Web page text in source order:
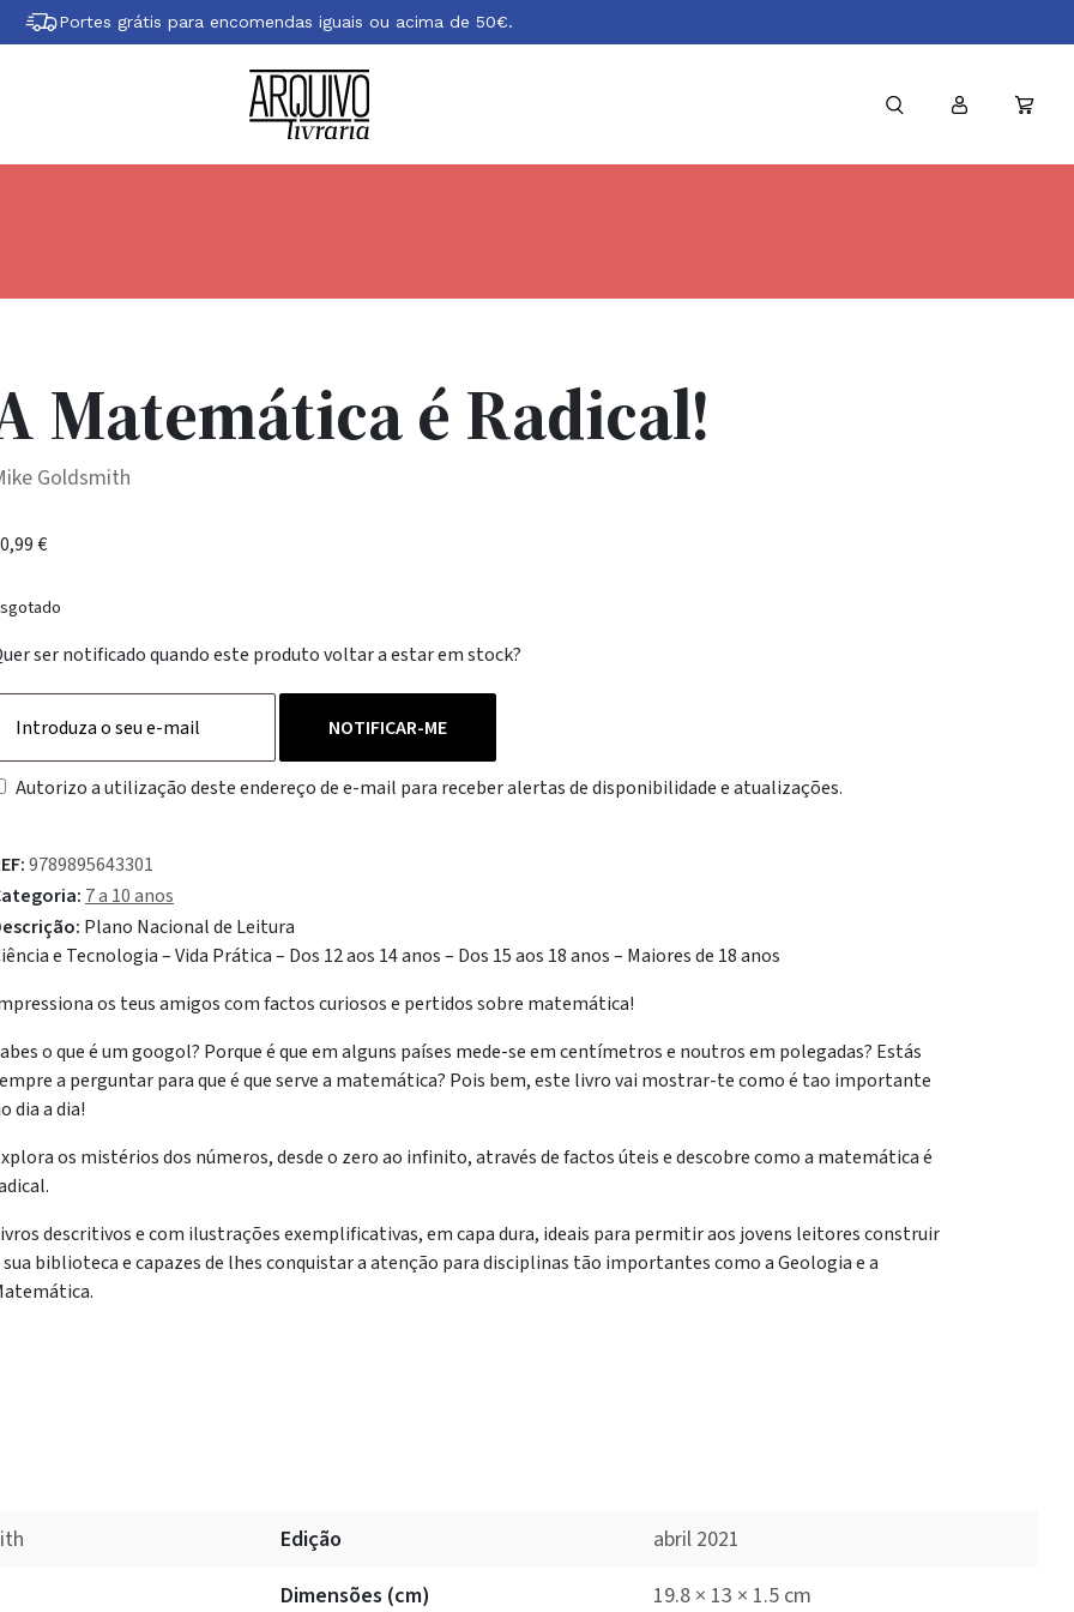
Portes grátis para encomendas iguais ou acima de 50€.
Matemática é Radical!
Goldsmith
€
ser notificado quando este produto voltar a estar em stock?
NOTIFICAR-ME
Autorizo a utilização deste endereço de e-mail para receber alertas de disponibilidade e atualizações.
9789895643301
7 a 10 anos
Plano Nacional de Leitura
e Tecnologia – Vida Prática – Dos 12 aos 14 anos – Dos 15 aos 18 anos – Maiores de 18 anos
os teus amigos com factos curiosos e pertidos sobre matemática!
o que é um googol? Porque é que em alguns países mede-se em centímetros e noutros em polegadas? Estás
a perguntar para que é que serve a matemática? Pois bem, este livro vai mostrar-te como é tao importante
dia a dia!
os mistérios dos números, desde o zero ao infinito, através de factos úteis e descobre como a matemática é
descritivos e com ilustrações exemplificativas, em capa dura, ideais para permitir aos jovens leitores construir
sua biblioteca e capazes de lhes conquistar a atenção para disciplinas tão importantes como a Geologia e a
Edição
abril 2021
Dimensões (cm)
19.8 × 13 × 1.5 cm